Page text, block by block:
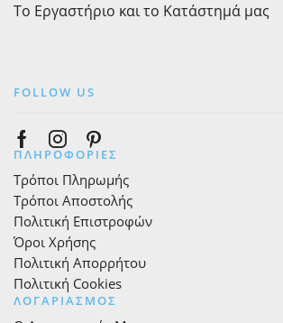
Το Εργαστήριο και το Κατάστημά μας
FOLLOW US
Facebook
Instagram
Pinterest
ΠΛΗΡΟΦΟΡΙΕΣ
Τρόποι Πληρωμής
Τρόποι Αποστολής
Πολιτική Επιστροφών
Όροι Χρήσης
Πολιτική Απορρήτου
Πολιτική Cookies
ΛΟΓΑΡΙΑΣΜΟΣ